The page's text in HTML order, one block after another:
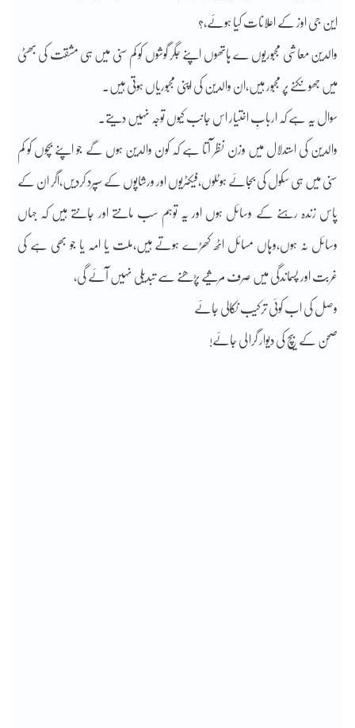
این جی اوز کے اعلانات کیا ہوئے،؟
والدین معاشی مجبوریوں ے ہاتھوں اپنے جگر گوشوں کو کم سنی میں ہی مشقت کی بھٹی
میں جھونکنے پر مجبور ہیں،ان والدین کی اپنی مجبوریاں ہوتی ہیں۔
سوال یہ ہے کہ اربابِ اختیار اس جانب کیوں توجہ نہیں دیتے۔
والدین کی استدلال میں وزن نظر آتا ہے کہ کون والدین ہوں گے جو اپنے بچوں کو کم
سنی میں ہی سکول کی بجائے ہوٹلوں،فیکٹریوں اور ورشاپوں کے سپرد کردیں،اگر ان کے
پاس زندہ رہنے کے وسائل ہوں اور یہ توہم سب مانتے اور جانتے ہیں کہ جہاں
وسائل نہ ہوں،وہاں مسائل اٹھ کھڑے ہوتے ہیں،ملت یا امہ یا جو بھی ہے کی
غربت اور پسماندگی میں صرف مرثیے پڑھنے سے تبدیلی نہیں آئے گی،
وصل کی اب کوئی ترکیب نکالی جائے
صحن کے بیچ کی دیوار گرا لی جائے!